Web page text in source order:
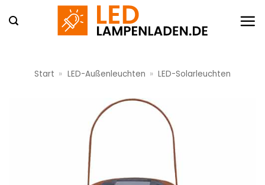
Inhalt
Start » LED-Außenleuchten » LED-Solarleuchten